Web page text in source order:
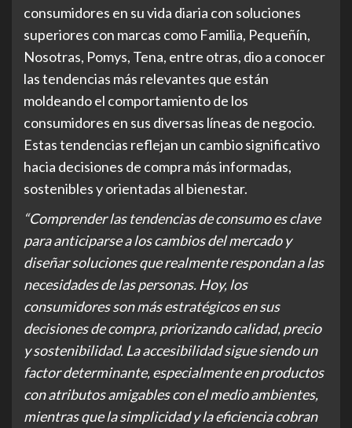
consumidores en su vida diaria con soluciones
superiores con marcas como Familia, Pequeñín,
Nosotras, Pomys, Tena, entre otras, dio a conocer
las tendencias más relevantes que están
moldeando el comportamiento de los
consumidores en sus diversas líneas de negocio.
Estas tendencias reflejan un cambio significativo
hacia decisiones de compra más informadas,
sostenibles y orientadas al bienestar.
“Comprender las tendencias de consumo es clave
para anticiparse a los cambios del mercado y
diseñar soluciones que realmente respondan a las
necesidades de las personas. Hoy, los
consumidores son más estratégicos en sus
decisiones de compra, priorizando calidad, precio
y sostenibilidad. La accesibilidad sigue siendo un
factor determinante, especialmente en productos
con atributos amigables con el medio ambientes,
mientras que la simplicidad y la eficiencia cobran